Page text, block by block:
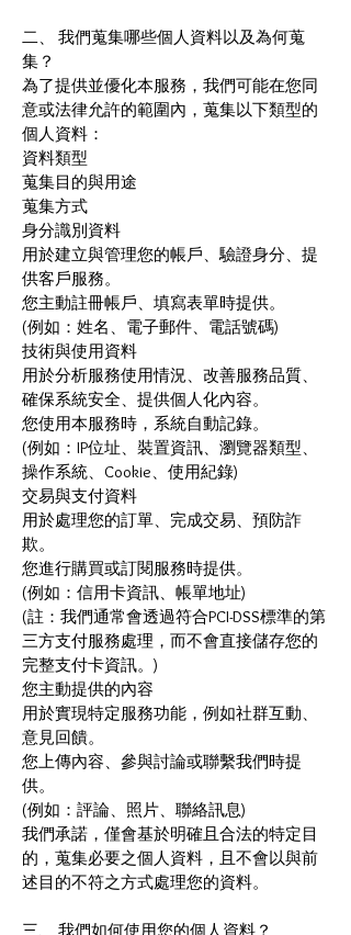
二、 我們蒐集哪些個人資料以及為何蒐
集？
為了提供並優化本服務，我們可能在您同
意或法律允許的範圍內，蒐集以下類型的
個人資料：
資料類型
蒐集目的與用途
蒐集方式
身分識別資料
用於建立與管理您的帳戶、驗證身分、提
供客戶服務。
您主動註冊帳戶、填寫表單時提供。
(例如：姓名、電子郵件、電話號碼)
技術與使用資料
用於分析服務使用情況、改善服務品質、
確保系統安全、提供個人化內容。
您使用本服務時，系統自動記錄。
(例如：IP位址、裝置資訊、瀏覽器類型、
操作系統、Cookie、使用紀錄)
交易與支付資料
用於處理您的訂單、完成交易、預防詐
欺。
您進行購買或訂閱服務時提供。
(例如：信用卡資訊、帳單地址)
(註：我們通常會透過符合PCI-DSS標準的第
三方支付服務處理，而不會直接儲存您的
完整支付卡資訊。)
您主動提供的內容
用於實現特定服務功能，例如社群互動、
意見回饋。
您上傳內容、參與討論或聯繫我們時提
供。
(例如：評論、照片、聯絡訊息)
我們承諾，僅會基於明確且合法的特定目
的，蒐集必要之個人資料，且不會以與前
述目的不符之方式處理您的資料。
三、 我們如何使用您的個人資料？